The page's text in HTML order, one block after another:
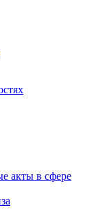
акты в сфере